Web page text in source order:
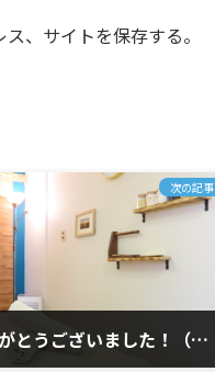
、サイトを保存する。
次の記事
A.K様ご来店ありがとうございました！（ 全身 姿勢 首こり 肩こり ）